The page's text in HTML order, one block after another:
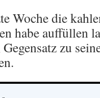
Woche die
habe auffüllen
zu